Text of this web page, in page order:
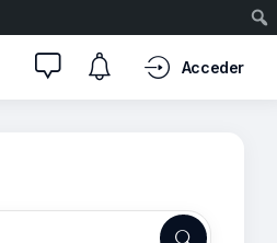
Acceder